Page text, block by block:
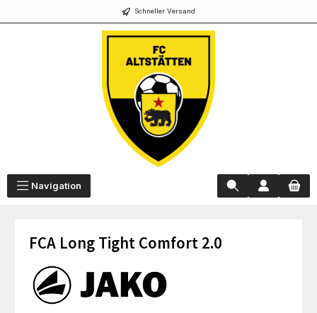
Schneller Versand
Navigation
FCA Long Tight Comfort 2.0